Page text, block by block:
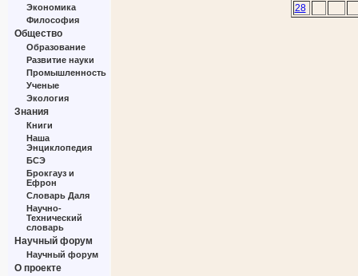
Экономика
Философия
Общество
Образование
Развитие науки
Промышленность
Ученые
Экология
Знания
Книги
Наша
Энциклопедия
БСЭ
Брокгауз и
Ефрон
Словарь Даля
Научно-
Технический
словарь
Научный форум
Научный форум
О проекте
28